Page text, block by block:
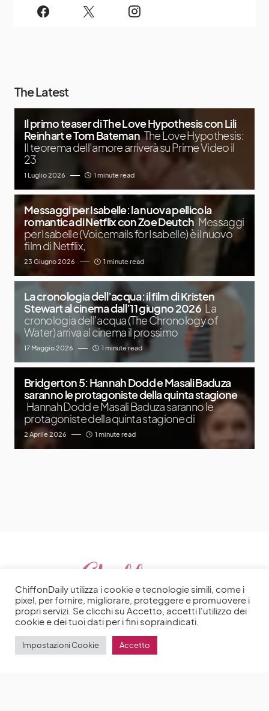
The Latest
Il primo teaser di The Love Hypothesis con Lili
Reinhart e Tom Bateman The Love Hypothesis:
Il teorema dell’amore arriverà su Prime Video il
23
1 Luglio 2026 1 minute read
Messaggi per Isabelle: la nuova pellicola
romantica di Netflix con Zoe Deutch Messaggi
per Isabelle (Voicemails for Isabelle) è il nuovo
film di Netflix,
23 Giugno 2026 1 minute read
La cronologia dell’acqua: il film di Kristen
Stewart al cinema dall’11 giugno 2026 La
cronologia dell’acqua (The Chronology of
Water) arriva al cinema il prossimo
17 Maggio 2026 1 minute read
Bridgerton 5: Hannah Dodd e Masali Baduza
saranno le protagoniste della quinta stagione
Hannah Dodd e Masali Baduza saranno le
protagoniste della quinta stagione di
2 Aprile 2026 1 minute read
ChiffonDaily utilizza i cookie e tecnologie simili, come i
pixel, per fornire, migliorare, proteggere e promuovere i
propri servizi. Se clicchi su Accetto, accetti l'utilizzo dei
cookie e dei tuoi dati per i fini sopraindicati.
Impostazioni Cookie Accetto